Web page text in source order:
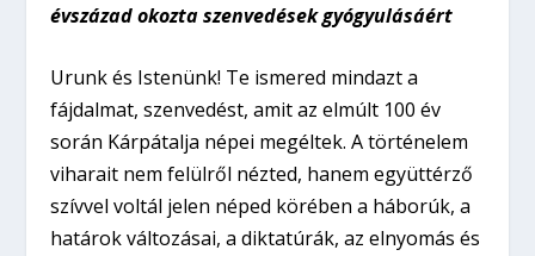
évszázad okozta szenvedések gyógyulásáért
Urunk és Istenünk! Te ismered mindazt a
fájdalmat, szenvedést, amit az elmúlt 100 év
során Kárpátalja népei megéltek. A történelem
viharait nem felülről nézted, hanem együttérző
szívvel voltál jelen néped körében a háborúk, a
határok változásai, a diktatúrák, az elnyomás és